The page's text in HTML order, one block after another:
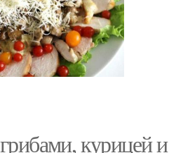
курицей и